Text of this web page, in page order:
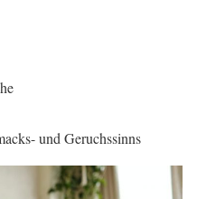
und Geruchssinns